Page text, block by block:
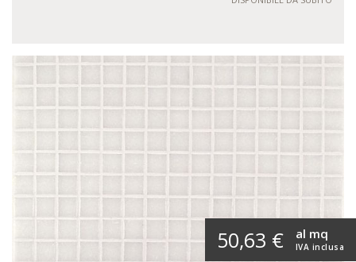
50,63 € IVA inclusa
al mq